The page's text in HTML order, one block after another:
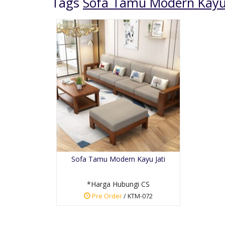
Sofa Tamu Modern Kayu Jati
*Harga Hubungi CS
Pre Order/ KTM-072
Lemari Peluru Pintu 3
Kayu Jat....
*Harga Hubungi CS